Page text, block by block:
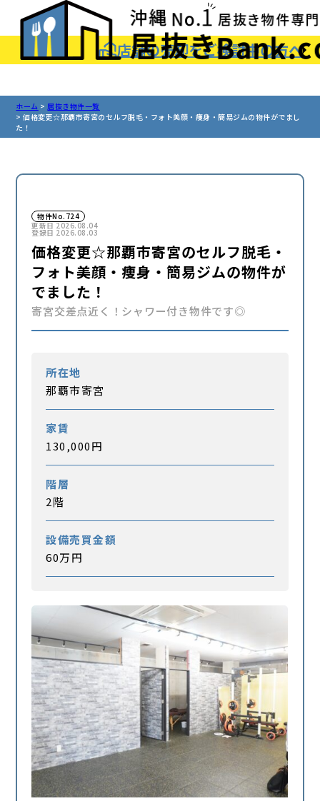
店舗の売却をご検討中の方へ
array(2) { ["p"]=> string(4) "2373" ["post_type"]=>
string(5) "sales" }
ホーム
居抜き物件一覧
価格変更☆那覇市寄宮のセルフ脱毛・フォト美顔・痩身・簡易ジムの物件がでまし
た！
物件No.724
更新日2026.08.04
登録日 2026.08.03
価格変更☆那覇市寄宮のセルフ脱毛・
フォト美顔・痩身・簡易ジムの物件が
でました！
寄宮交差点近く！シャワー付き物件です◎
所在地
那覇市寄宮
家賃
130,000円
階層
2階
設備売買金額
60万円